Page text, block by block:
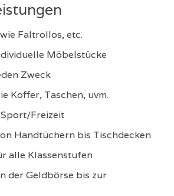
Faltrollos, etc.
Möbelstücke
Zweck
Koffer, Taschen, uvm.
Freizeit
Handtüchern bis Tischdecken
alle Klassenstufen
der Geldbörse bis zur